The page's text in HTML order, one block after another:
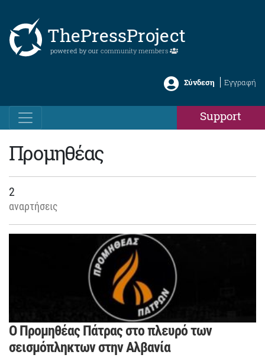
ThePressProject
powered by our community members
Σύνδεση Εγγραφή
Support
Προμηθέας
2
αναρτήσεις
Ο Προμηθέας Πάτρας στο πλευρό των
σεισμόπληκτων στην Αλβανία